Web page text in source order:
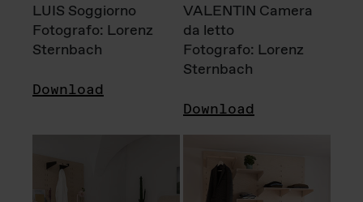
LUIS Soggiorno
Fotografo: Lorenz
Sternbach
Download
VALENTIN Camera
da letto
Fotografo: Lorenz
Sternbach
Download